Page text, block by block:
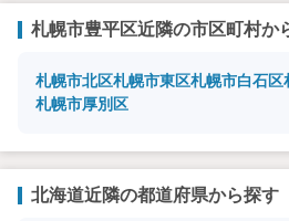
札幌市豊平区近隣の市区町村か
札幌市北区札幌市東区札幌市白石区
札幌市厚別区
北海道近隣の都道府県から探す